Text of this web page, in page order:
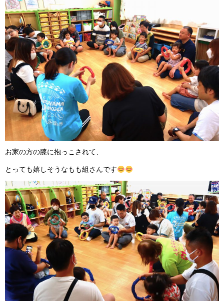
お家の方の膝に抱っこされて、
とっても嬉しそうなもも組さんです